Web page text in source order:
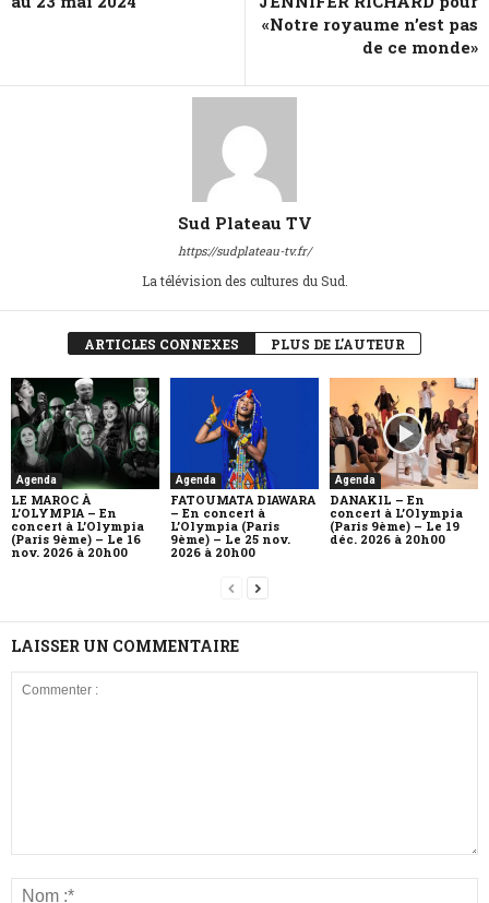
«Notre royaume n’est pas
de ce monde»
Sud Plateau TV
https://sudplateau-tv.fr/
La télévision des cultures du Sud.
ARTICLES CONNEXES PLUS DE L'AUTEUR
Agenda
LE MAROC À
L’OLYMPIA – En
concert à L’Olympia
(Paris 9ème) – Le 16
nov. 2026 à 20h00
Agenda
FATOUMATA DIAWARA
– En concert à
L’Olympia (Paris
9ème) – Le 25 nov.
2026 à 20h00
Agenda
DANAKIL – En
concert à L’Olympia
(Paris 9ème) – Le 19
déc. 2026 à 20h00
LAISSER UN COMMENTAIRE